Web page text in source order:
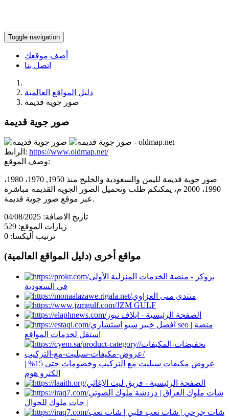
Toggle navigation
أضف موقعك
اتصل بنا
دليل المواقع العالمية
صور جوية قديمة
صور جوية قديمة
الرابط: https://www.oldmap.net/
وصف الموقع:
صور جوية قديمة لليمن والسعودية والخليج منذ 1950, 1970، 1980،
1990، 2000 م، يمكنكم طلب وتحميل الصور الجويه القديمه مباشرة
عبر موقع صور جوية قديمة.
تاريخ الاضافة: 04/08/2025
زيارات الموقع: 529
ترتيب أليكسا: 0
مواقع أخرى (دليل المواقع العالمية)
بروكر - منصة الخدمات المنزلية الأولى
في السعودية
منتدى منى العزاوي
JZM GULF
الصفحة الرئيسية - ايلاف نيوز
افضل خبير سيو استشاري seo | منصة
استقل لخدمات المواقع
عروض مكيفات سبليت مع التركيب وخصومات حتى 15% |
الكترو هوم
الصفحة الرئيسية - فريق ليث الإغاثي
شات ملوك العراق | دردشة ملوك الصوتي
| جات ملوك للجوال
شات جرحي | شات تعب قلبي | شات تعب